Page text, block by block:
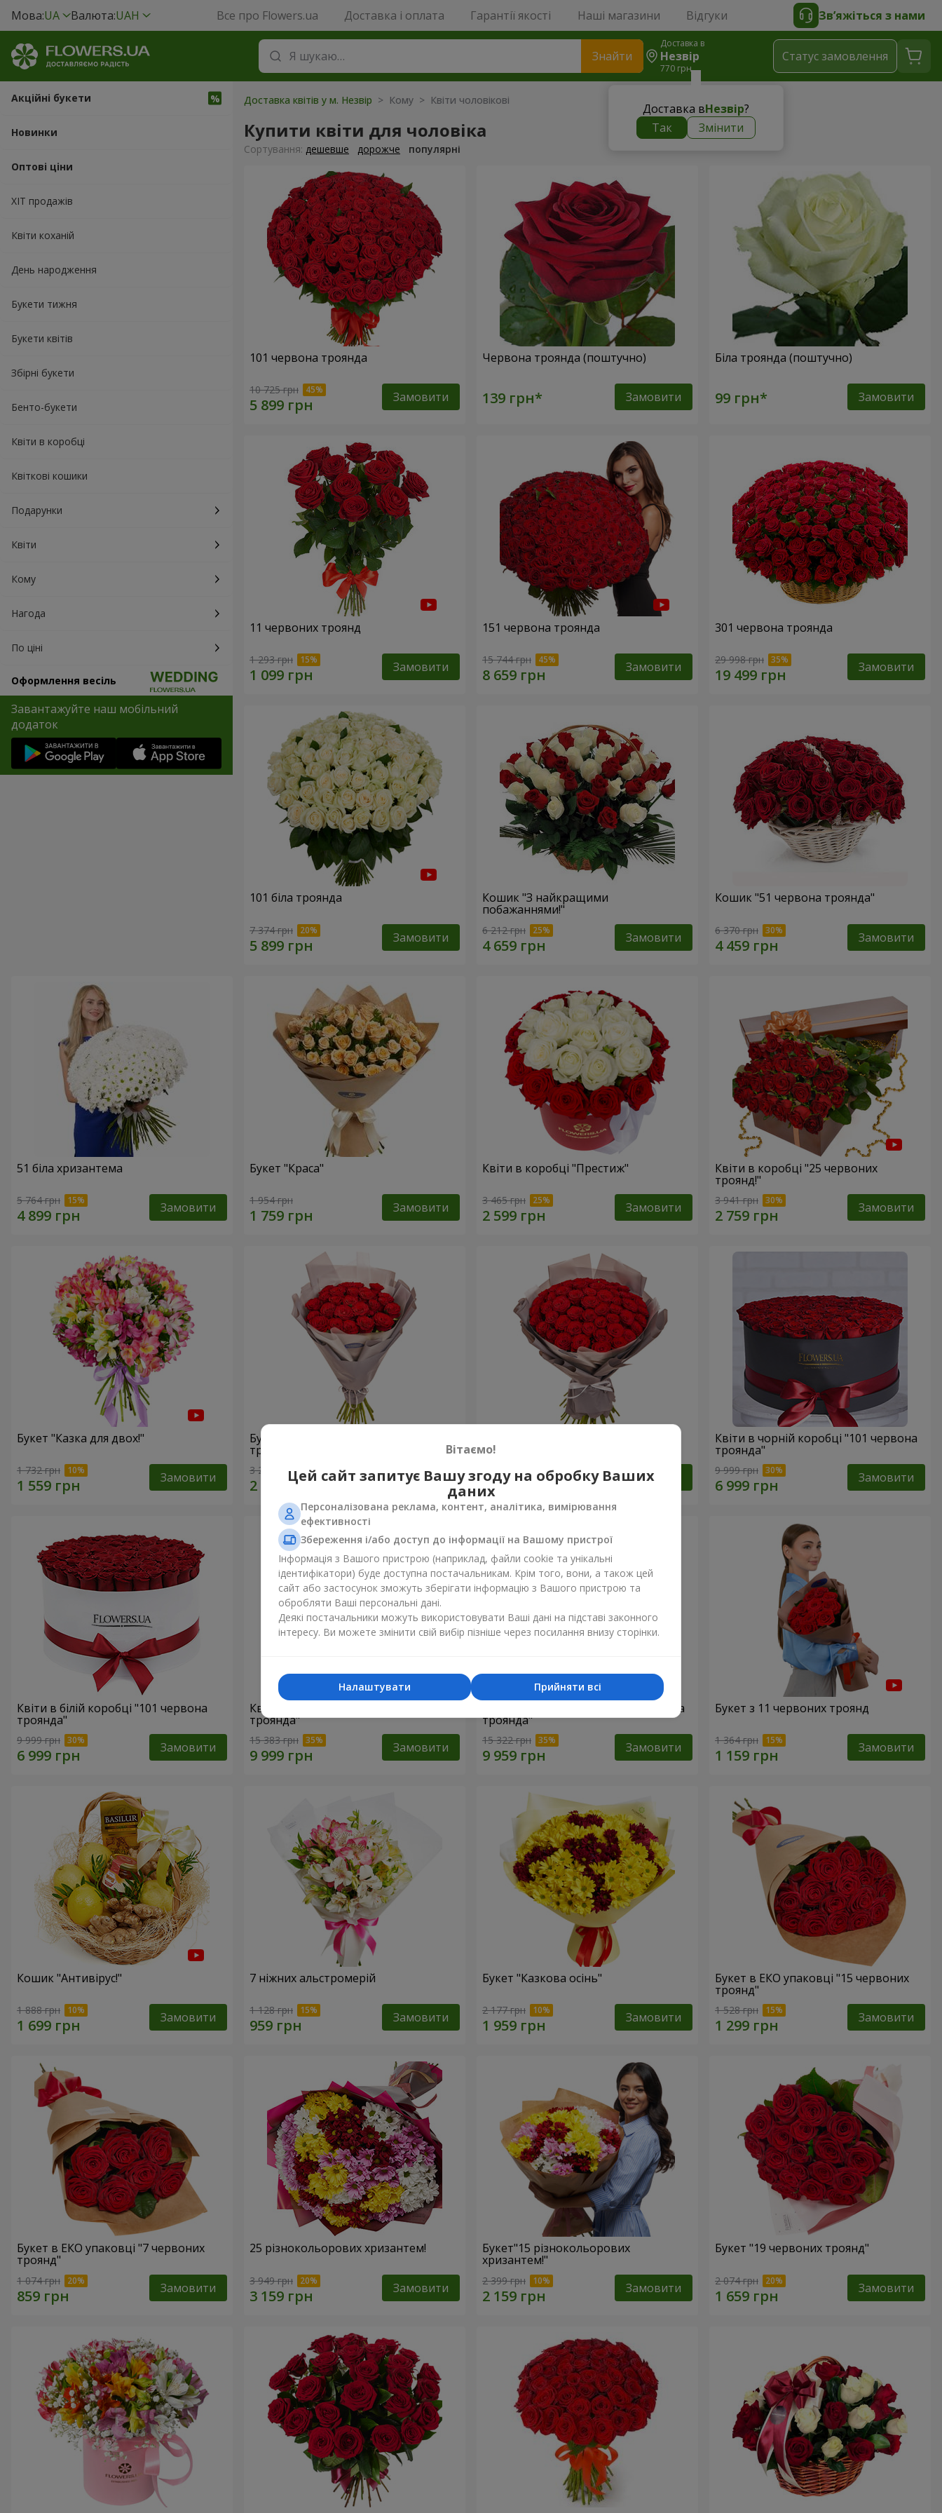
Мова:UA Валюта:UAH Все про Flowers.ua Доставка і оплата Гарантії якості Наші магазини Відгуки Зв’яжіться з нами
Знайти
Доставка в
Незвір
770 грн
Доставка вНезвір?
Так
Змінити
Статус замовлення
Акційні букети
Новинки
Оптові ціни
ХІТ продажів
Квіти коханій
День народження
Букети тижня
Букети квітів
Збірні букети
Бенто-букети
Квіти в коробці
Квіткові кошики
Подарунки
Квіти
Кому
Нагода
По ціні
Оформлення весіль
Завантажуйте наш мобільний
додаток
Доставка квітів у м. Незвір > Кому > Квіти чоловікові
Купити квіти для чоловіка
Сортування: дешевше дорожче популярні
101 червона троянда
10 725 грн Замовити
Червона троянда (поштучно)
Замовити
Біла троянда (поштучно)
Замовити
11 червоних троянд
1 293 грн Замовити
151 червона троянда
15 744 грн Замовити
301 червона троянда
29 998 грн Замовити
101 біла троянда
7 374 грн Замовити
Кошик "З найкращими
побажаннями!"
6 212 грн Замовити
Кошик "51 червона троянда"
6 370 грн Замовити
51 біла хризантема
5 764 грн Замовити
Букет "Краса"
1 954 грн Замовити
Квіти в коробці "Престиж"
3 465 грн Замовити
Квіти в коробці "25 червоних
троянд!"
3 941 грн Замовити
Букет "Казка для двох!"
1 732 грн Замовити
Букет з упаковкою "25 червоних
троянд"
3 229 грн Замовити
троянда"
5 168 грн Замовити
Квіти в чорній коробці "101 червона
троянда"
9 999 грн Замовити
Квіти в білій коробці "101 червона
троянда"
9 999 грн Замовити
Квіти в білій коробці "151 червона
троянда"
15 383 грн Замовити
Квіти в чорній коробці "151 червона
троянда"
15 322 грн Замовити
Букет з 11 червоних троянд
1 364 грн Замовити
Кошик "Антивірус!"
1 888 грн Замовити
7 ніжних альстромерій
1 128 грн Замовити
Букет "Казкова осінь"
2 177 грн Замовити
Букет в ЕКО упаковці "15 червоних
троянд"
1 528 грн Замовити
Букет в ЕКО упаковці "7 червоних
троянд"
1 074 грн Замовити
25 різнокольорових хризантем!
3 949 грн Замовити
Букет"15 різнокольорових
хризантем!"
2 399 грн Замовити
Букет "19 червоних троянд"
2 074 грн Замовити
Вітаємо!
Цей сайт запитує Вашу згоду на обробку Ваших
даних
Персоналізована реклама, контент, аналітика, вимірювання
ефективності
Збереження і/або доступ до інформації на Вашому пристрої
Інформація з Вашого пристрою (наприклад, файли cookie та унікальні
ідентифікатори) буде доступна постачальникам. Крім того, вони, а також цей
сайт або застосунок зможуть зберігати інформацію з Вашого пристрою та
обробляти Ваші персональні дані.
Деякі постачальники можуть використовувати Ваші дані на підставі законного
інтересу. Ви можете змінити свій вибір пізніше через посилання внизу сторінки.
Прийняти всі
Налаштувати